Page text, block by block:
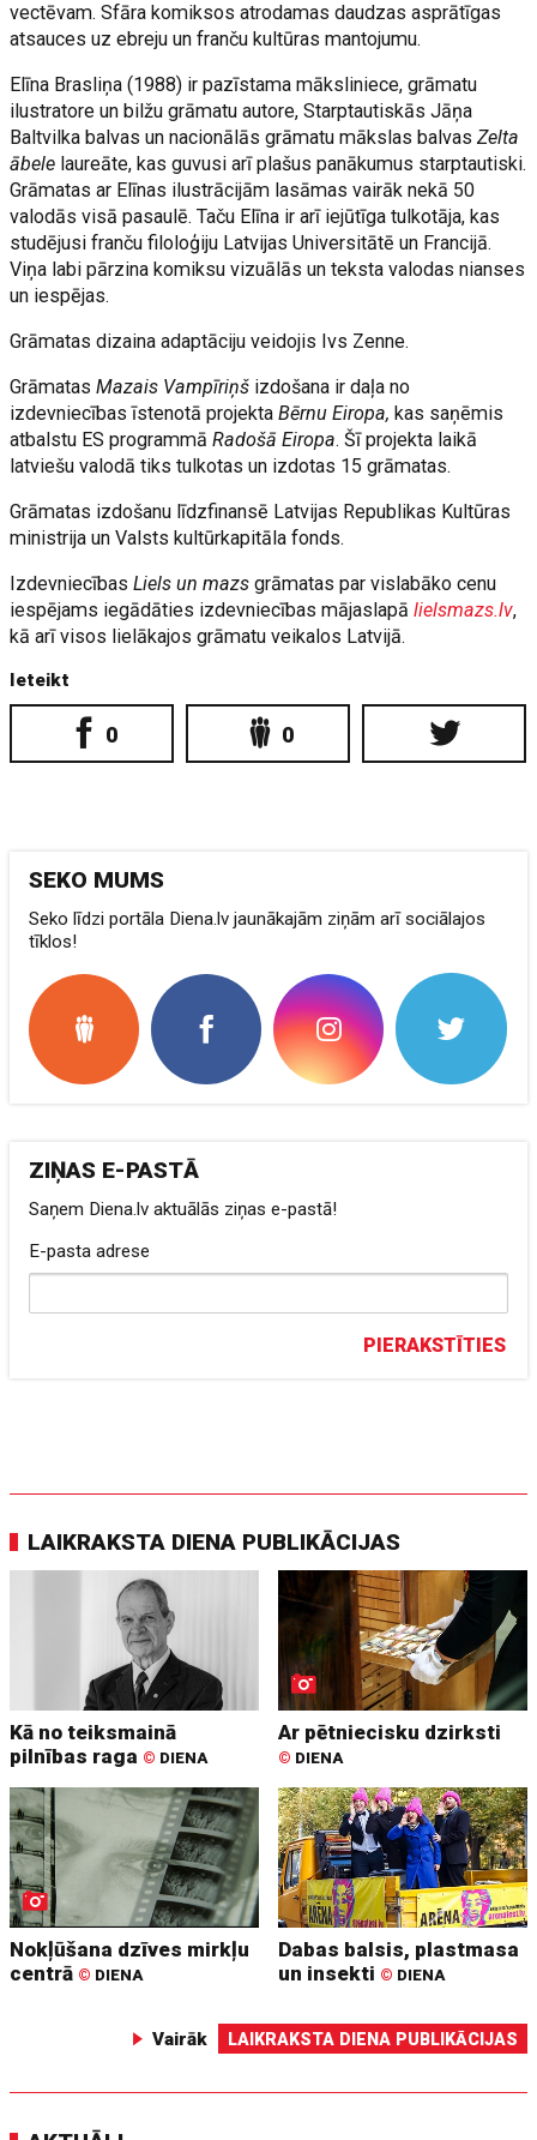
vectēvam. Sfāra komiksos atrodamas daudzas asprātīgas
atsauces uz ebreju un franču kultūras mantojumu.
Elīna Brasliņa (1988) ir pazīstama māksliniece, grāmatu
ilustratore un bilžu grāmatu autore, Starptautiskās Jāņa
Baltvilka balvas un nacionālās grāmatu mākslas balvasZelta
ābele laureāte, kas guvusi arī plašus panākumus starptautiski.
Grāmatas ar Elīnas ilustrācijām lasāmas vairāk nekā 50
valodās visā pasaulē. Taču Elīna ir arī iejūtīga tulkotāja, kas
studējusi franču filoloģiju Latvijas Universitātē un Francijā.
Viņa labi pārzina komiksu vizuālās un teksta valodas nianses
un iespējas.
Grāmatas dizaina adaptāciju veidojis Ivs Zenne.
GrāmatasMazais Vampīriņš izdošana ir daļa no
izdevniecības īstenotā projektaBērnu Eiropa, kas saņēmis
atbalstu ES programmā Radošā Eiropa. Šī projekta laikā
latviešu valodā tiks tulkotas un izdotas 15 grāmatas.
Grāmatas izdošanu līdzfinansē Latvijas Republikas Kultūras
ministrija un Valsts kultūrkapitāla fonds.
IzdevniecībasLiels un mazs grāmatas par vislabāko cenu
iespējams iegādāties izdevniecības mājaslapālielsmazs.lv,
kā arī visos lielākajos grāmatu veikalos Latvijā.
Ieteikt
0 0
SEKO MUMS
Seko līdzi portāla Diena.lv jaunākajām ziņām arī sociālajos
tīklos!
ZIŅAS E-PASTĀ
Saņem Diena.lv aktuālās ziņas e-pastā!
E-pasta adrese
PIERAKSTĪTIES
LAIKRAKSTA DIENA PUBLIKĀCIJAS
Kā no teiksmainā
pilnības raga © DIENA
Ar pētniecisku dzirksti
© DIENA
Nokļūšana dzīves mirkļu
centrā © DIENA
Dabas balsis, plastmasa
un insekti © DIENA
Vairāk LAIKRAKSTA DIENA PUBLIKĀCIJAS